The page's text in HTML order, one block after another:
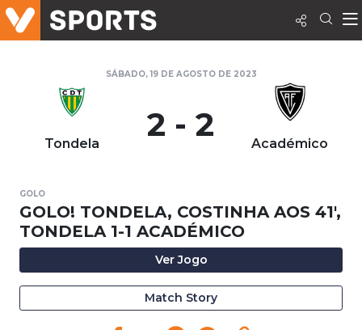
SÁBADO, 19 DE AGOSTO DE 2023
Tondela 2 - 2 Académico
GOLO
GOLO! TONDELA, COSTINHA AOS 41',
TONDELA 1-1 ACADÉMICO
Ver Jogo
Match Story